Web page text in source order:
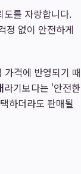
도를 자랑합니다.
정 없이 안전하게
격에 반영되기 때
라기보다는 '안전한
하더라도 판매될